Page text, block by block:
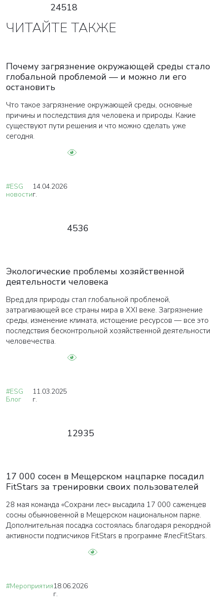
24518
ЧИТАЙТЕ ТАКЖЕ
Почему загрязнение окружающей среды стало
глобальной проблемой — и можно ли его
остановить
Что такое загрязнение окружающей среды, основные
причины и последствия для человека и природы. Какие
существуют пути решения и что можно сделать уже
сегодня.
#ESG
новости
14.04.2026
г.
4536
Экологические проблемы хозяйственной
деятельности человека
Вред для природы стал глобальной проблемой,
затрагивающей все страны мира в XXI веке. Загрязнение
среды, изменение климата, истощение ресурсов — все это
последствия бесконтрольной хозяйственной деятельности
человечества.
#ESG
Блог
11.03.2025
г.
12935
17 000 сосен в Мещерском нацпарке посадил
FitStars за тренировки своих пользователей
28 мая команда «Сохрани лес» высадила 17 000 саженцев
сосны обыкновенной в Мещерском национальном парке.
Дополнительная посадка состоялась благодаря рекордной
активности подписчиков FitStars в программе #лесFitStars.
#Мероприятия18.06.2026
г.